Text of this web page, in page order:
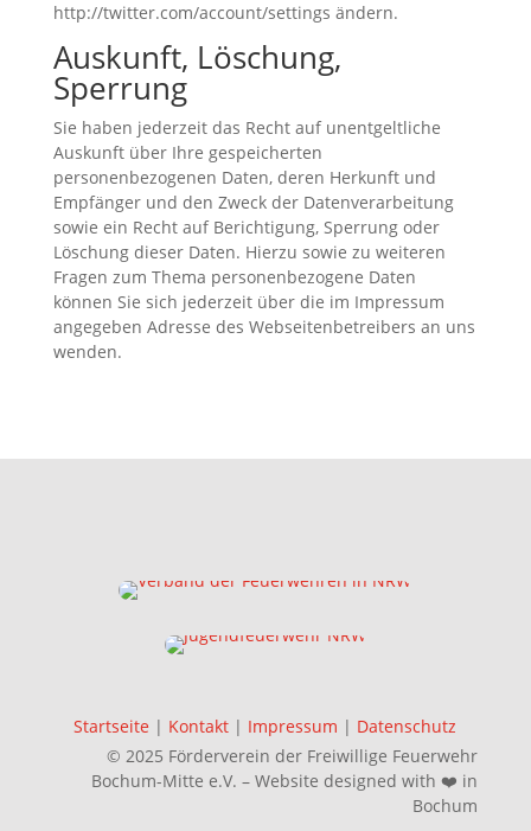
http://twitter.com/account/settings ändern.
Auskunft, Löschung,
Sperrung
Sie haben jederzeit das Recht auf unentgeltliche
Auskunft über Ihre gespeicherten
personenbezogenen Daten, deren Herkunft und
Empfänger und den Zweck der Datenverarbeitung
sowie ein Recht auf Berichtigung, Sperrung oder
Löschung dieser Daten. Hierzu sowie zu weiteren
Fragen zum Thema personenbezogene Daten
können Sie sich jederzeit über die im Impressum
angegeben Adresse des Webseitenbetreibers an uns
wenden.
Startseite | Kontakt | Impressum | Datenschutz
© 2025 Förderverein der Freiwillige Feuerwehr
Bochum-Mitte e.V. – Website designed with ❤️ in
Bochum